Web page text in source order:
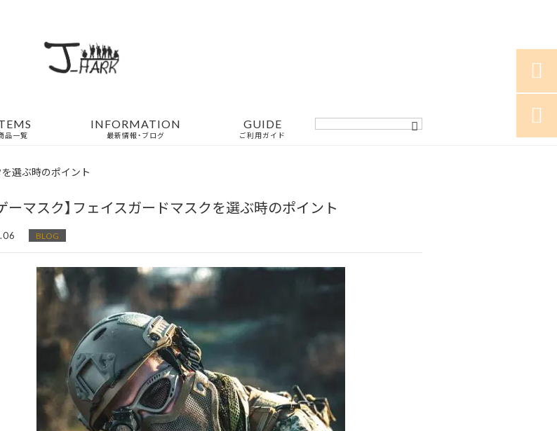
品一覧
INFORMATION
最新情報・ブログ
GUIDE
ご利用ガイド
を選ぶ時のポイント
ーマスク】フェイスガードマスクを選ぶ時のポイント
BLOG

